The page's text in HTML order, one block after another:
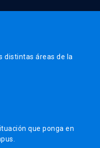
distintas áreas de la
que ponga en